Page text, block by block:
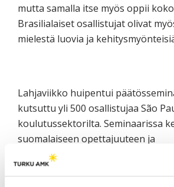
mutta samalla itse myös oppii
Brasilialaiset osallistujat olivat
mielestä luovia ja
Lahjaviikko huipentui
kutsuttu yli 500 osallistujaa São
koulutussektorilta. Seminaarissa
suomalaiseen opettajuuteen ja
koulutusjärjestelmämme
menestyksen syihin. Puhujina